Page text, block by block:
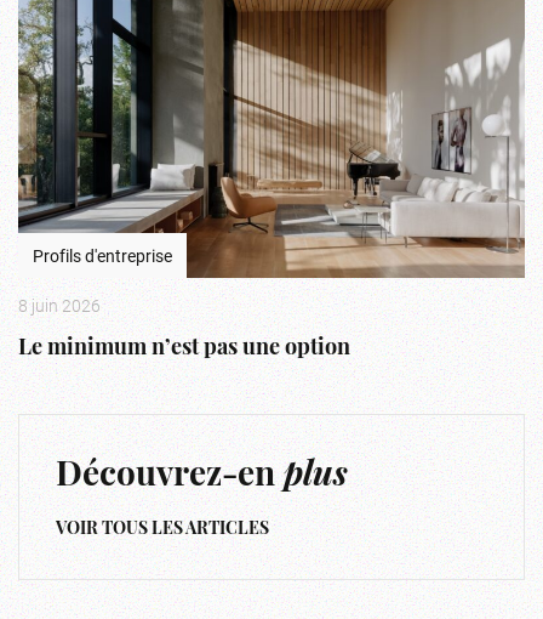
Profils d'entreprise
8 juin 2026
Le minimum n’est pas une option
Découvrez-enplus
VOIR TOUS LES ARTICLES